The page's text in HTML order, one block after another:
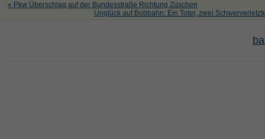
« Pkw Überschlag auf der Bundesstraße Richtung Züschen
Unglück auf Bobbahn: Ein Toter, zwei